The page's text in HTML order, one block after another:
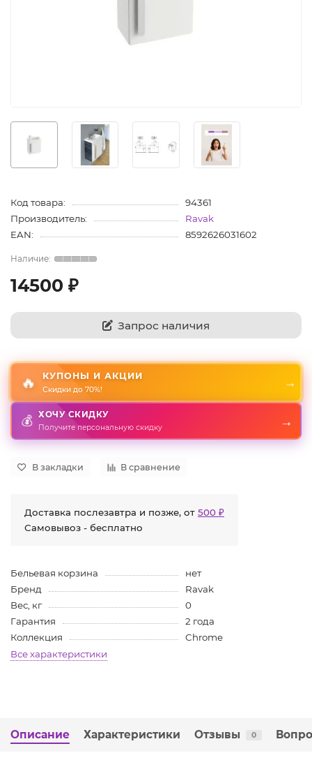
Код товара:
94361
Производитель:
Ravak
EAN:
8592626031602
14500 ₽
Запрос наличия
🔥 КУПОНЫ И АКЦИИ
Скидки до 70%!
→
💰 ХОЧУ СКИДКУ
Получите персональную скидку →
В закладки В сравнение
Доставка послезавтра и позже, от 500 ₽
Самовывоз - бесплатно
Бельевая корзина
нет
Бренд
Ravak
Вес, кг
0
Гарантия
2 года
Коллекция
Chrome
Все характеристики
Описание Характеристики Отзывы 0